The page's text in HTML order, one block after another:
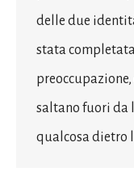
delle due
stata
preoccupazione,
saltano fuori da
qualcosa dietro